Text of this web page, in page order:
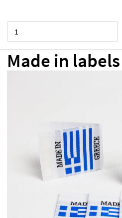
Made in